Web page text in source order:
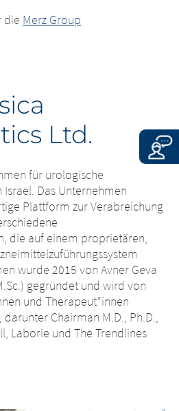
die Merz Group
Ltd.
für urologische
Das Unternehmen
Plattform zur Verabreichung
die auf einem proprietären,
wurde 2015 von Avner Geva
gegründet und wird von
und Therapeut*innen
Chairman M.D., Ph.D.,
Laborie und The Trendlines